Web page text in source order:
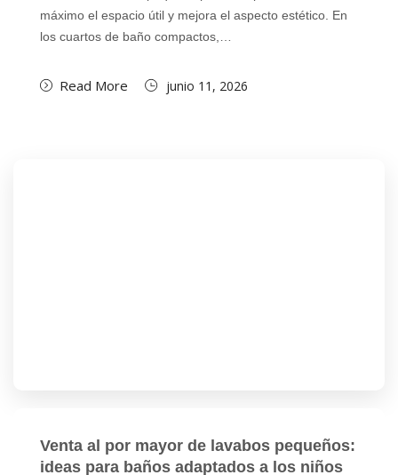
máximo el espacio útil y mejora el aspecto estético. En
los cuartos de baño compactos,…
Read More junio 11, 2026
Venta al por mayor de lavabos pequeños:
ideas para baños adaptados a los niños